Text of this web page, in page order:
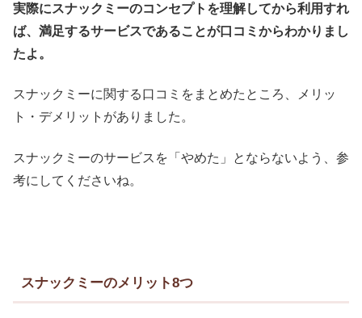
実際にスナックミーのコンセプトを理解してから利用すれ
ば、満足するサービスであることが口コミからわかりまし
たよ。
スナックミーに関する口コミをまとめたところ、メリッ
ト・デメリットがありました。
スナックミーのサービスを「やめた」とならないよう、参
考にしてくださいね。
スナックミーのメリット8つ